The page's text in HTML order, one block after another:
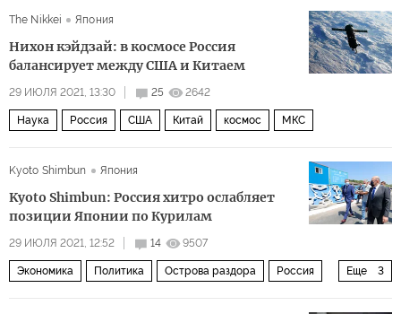
противодействие
The Nikkei Япония
Нихон кэйдзай: в космосе Россия
балансирует между США и Китаем
29 ИЮЛЯ 2021, 13:30 25 2642
Наука Россия США Китай космос МКС
Kyoto Shimbun Япония
Kyoto Shimbun: Россия хитро ослабляет
позиции Японии по Курилам
29 ИЮЛЯ 2021, 12:52 14 9507
Еще 3
Экономика Политика Острова раздора Россия